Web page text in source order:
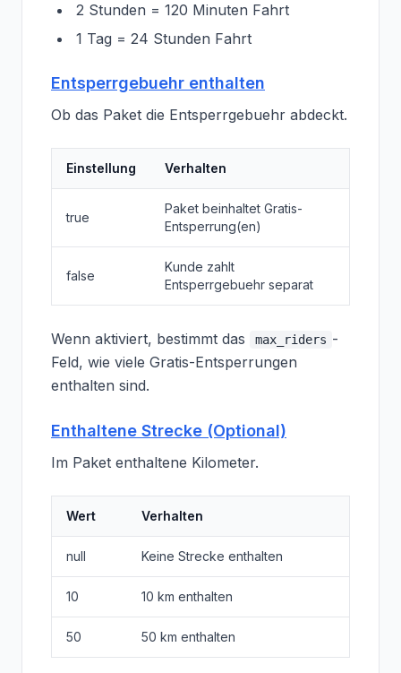
2 Stunden = 120 Minuten Fahrt
1 Tag = 24 Stunden Fahrt
Entsperrgebuehr enthalten
Ob das Paket die Entsperrgebuehr abdeckt.
Einstellung Verhalten
true
Paket beinhaltet Gratis-
Entsperrung(en)
false
Kunde zahlt
Entsperrgebuehr separat
Wenn aktiviert, bestimmt das max_riders -
Feld, wie viele Gratis-Entsperrungen
enthalten sind.
Enthaltene Strecke (Optional)
Im Paket enthaltene Kilometer.
Wert Verhalten
null Keine Strecke enthalten
10 10 km enthalten
50 50 km enthalten